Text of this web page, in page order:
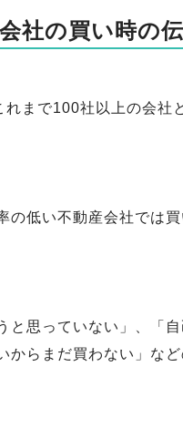
社の買い時の
まで100社以上の会社
の低い不動産会社では
と思っていない」、「
からまだ買わない」な